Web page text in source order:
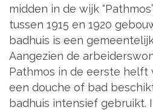
midden in de wijk
tussen 1915 en 1920
badhuis is een
Aangezien de
Pathmos in de eerste helft
een douche of bad
badhuis intensief gebruikt.